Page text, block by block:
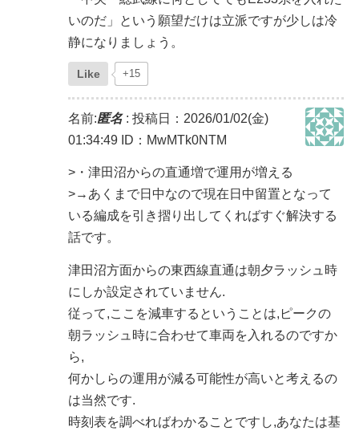
いのだ」という願望だけは立派ですが少しは冷
静になりましょう。
Like +15
名前:匿名: 投稿日：2026/01/02(金)
01:34:49 ID：MwMTk0NTM
>・津田沼からの直通増で運用が増える
>→あくまで日中なので現在日中留置となって
いる編成を引き摺り出してくればすぐ解決する
話です。
津田沼方面からの東西線直通は朝夕ラッシュ時
にしか設定されていません.
従って,ここを減車するということは,ピークの
朝ラッシュ時に合わせて車両を入れるのですか
ら,
何かしらの運用が減る可能性が高いと考えるの
は当然です.
時刻表を調べればわかることですし,あなたは基